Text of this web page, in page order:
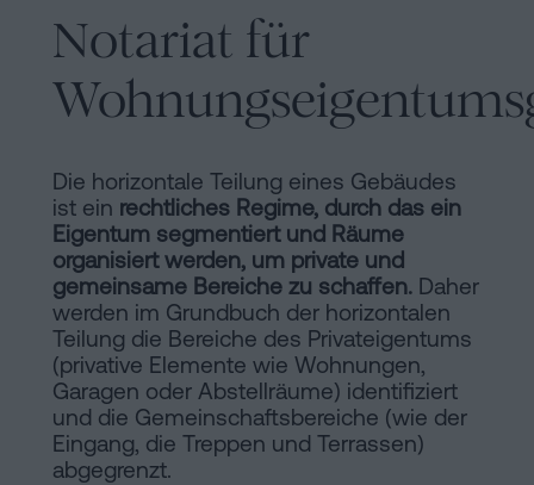
Inhaltsprozess
Personalizar
Folgen
Sie
uns
den
sozialen
Notariat für
Die horizontale Teilung eines Gebäudes
ist ein rechtliches Regime, durch das ein
Eigentum segmentiert und Räume
organisiert werden, um private und
gemeinsame Bereiche zu schaffen. Daher
werden im Grundbuch der horizontalen
Teilung die Bereiche des Privateigentums
(privative Elemente wie Wohnungen,
Garagen oder Abstellräume) identifiziert
und die Gemeinschaftsbereiche (wie der
Eingang, die Treppen und Terrassen)
abgegrenzt.